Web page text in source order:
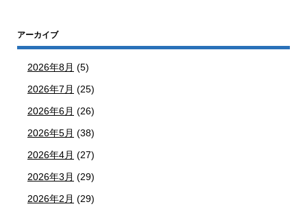
アーカイブ
2026年8月 (5)
2026年7月 (25)
2026年6月 (26)
2026年5月 (38)
2026年4月 (27)
2026年3月 (29)
2026年2月 (29)